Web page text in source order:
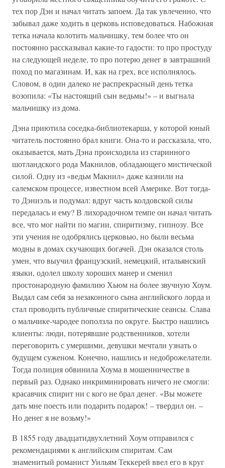
тех пор Дэн и начал читать запоем. Да так увлеченно, что
забывал даже ходить в церковь исповедоваться. Набожная
тетка начала колотить мальчишку, тем более что он
постоянно рассказывал какие-то гадости: то про простуду
на следующей неделе, то про потерю денег в завтрашний
поход по магазинам. И, как на грех, все исполнялось.
Словом, в один далеко не распрекрасный день тетка
возопила: «Ты настоящий сын ведьмы!» – и выгнала
мальчишку из дома.
Дэна приютила соседка-библиотекарша, у которой юный
читатель постоянно брал книги. Она-то и рассказала, что,
оказывается, мать Дэна происходила из старинного
шотландского рода Макнилов, обладающего мистической
силой. Одну из «ведьм Макнил» даже казнили на
салемском процессе, известном всей Америке. Вот тогда-
то Дэниэль и подумал: вдруг часть колдовской силы
передалась и ему? В лихорадочном темпе он начал читать
все, что мог найти по магии, спиритизму, гипнозу. Все
эти учения не одобрялись церковью, но были весьма
модны в домах скучающих богачей. Дэн оказался столь
умен, что выучил французский, немецкий, итальянский
языки, одолел школу хороших манер и сменил
простонародную фамилию Хьюм на более звучную Хоум.
Выдал сам себя за незаконного сына английского лорда и
стал проводить публичные спиритические сеансы. Слава
о мальчике-чародее поползла по округе. Быстро нашлись
клиенты: люди, потерявшие родственников, хотели
переговорить с умершими, девушки мечтали узнать о
будущем суженом. Конечно, нашлись и недоброжелатели.
Тогда полиция обвинила Хоума в мошенничестве в
первый раз. Однако инкриминировать ничего не смогли:
красавчик спирит ни с кого не брал денег. «Вы можете
дать мне поесть или подарить подарок! – твердил он. –
Но денег я не возьму!»
В 1855 году двадцатидвухлетний Хоум отправился с
рекомендациями к английским спиритам. Сам
знаменитый романист Уильям Теккерей ввел его в круг